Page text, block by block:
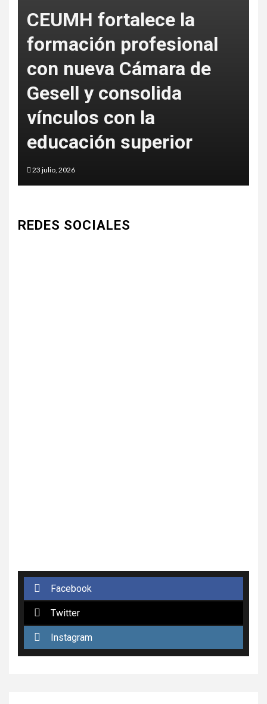
CEUMH fortalece la
formación profesional
con nueva Cámara de
Gesell y consolida
vínculos con la
educación superior
23 julio, 2026
REDES SOCIALES
Facebook
Twitter
Instagram